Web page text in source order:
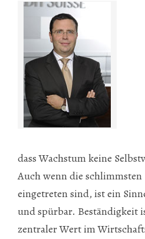
dass Wachstum keine
Auch wenn die
eingetreten sind, ist ein
und spürbar. Beständigkeit
zentraler Wert im